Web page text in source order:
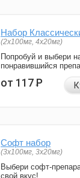
Набор
(2x100мг, 4x20мг)
Попробуй и выбери
понравившийся
от 117Р
Софт набор
(3x100мг, 3x20мг)
Выбери софт-
свой вкус!